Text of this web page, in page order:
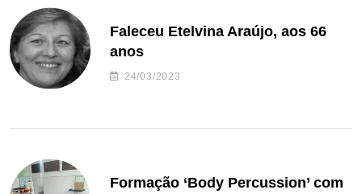
Faleceu Etelvina Araújo, aos 66
anos
24/03/2023
Formação ‘Body Percussion’ com